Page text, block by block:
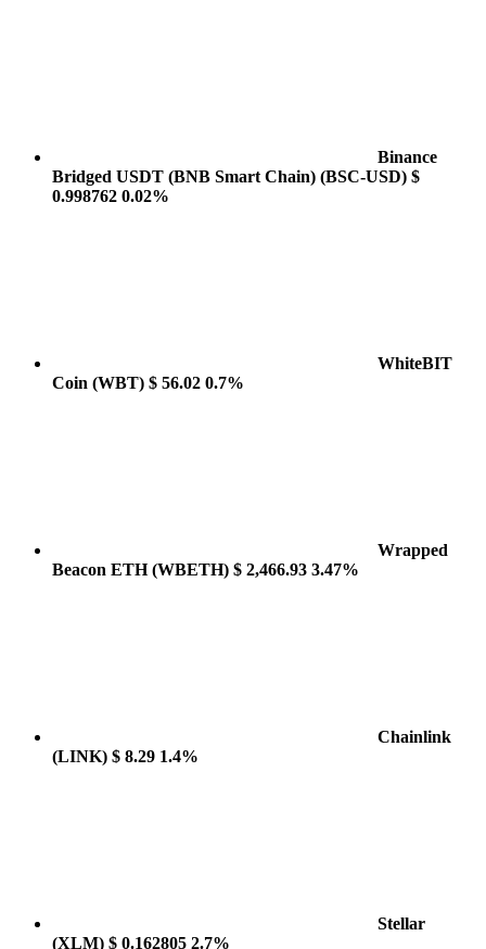
Binance
Bridged USDT (BNB Smart Chain) (BSC-USD) $
0.998762 0.02%
WhiteBIT
Coin (WBT) $ 56.02 0.7%
Wrapped
Beacon ETH(WBETH) $ 2,466.93 3.47%
Chainlink
(LINK) $ 8.29 1.4%
Stellar
(XLM) $ 0.162805 2.7%